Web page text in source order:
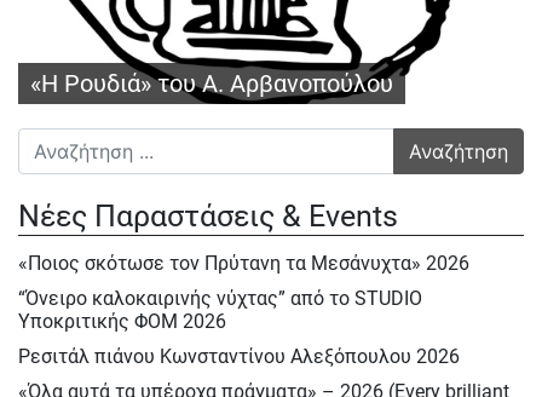
«Η Ρουδιά» του Α. Αρβανοπούλου
Αναζήτηση για:
Νέες Παραστάσεις & Events
«Ποιος σκότωσε τον Πρύτανη τα Μεσάνυχτα» 2026
“Όνειρο καλοκαιρινής νύχτας” από το STUDIO
Υποκριτικής ΦΟΜ 2026
Ρεσιτάλ πιάνου Κωνσταντίνου Αλεξόπουλου 2026
«Όλα αυτά τα υπέροχα πράγματα» – 2026 (Every brilliant